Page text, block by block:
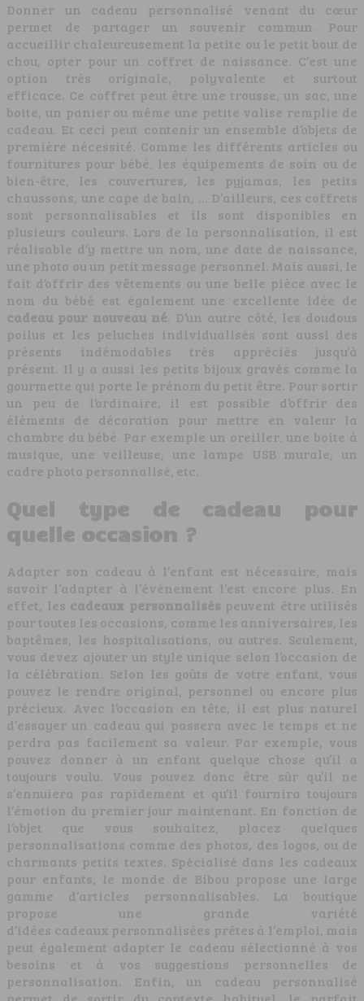
Donner un cadeau personnalisé venant du cœur
permet de partager un souvenir commun. Pour
accueillir chaleureusement la petite ou le petit bout de
chou, opter pour un coffret de naissance. C’est une
option très originale, polyvalente et surtout
efficace. Ce coffret peut être une trousse, un sac, une
boite, un panier ou même une petite valise remplie de
cadeau. Et ceci peut contenir un ensemble d’objets de
première nécessité. Comme les différents articles ou
fournitures pour bébé, les équipements de soin ou de
bien-être, les couvertures, les pyjamas, les petits
chaussons, une cape de bain, … D’ailleurs, ces coffrets
sont personnalisables et ils sont disponibles en
plusieurs couleurs. Lors de la personnalisation, il est
réalisable d’y mettre un nom, une date de naissance,
une photo ou un petit message personnel. Mais aussi, le
fait d’offrir des vêtements ou une belle pièce avec le
nom du bébé est également une excellente idée de
cadeau pour nouveau né . D’un autre côté, les doudous
poilus et les peluches individualisés sont aussi des
présents indémodables très appréciés jusqu’à
présent. Il y a aussi les petits bijoux gravés comme la
gourmette qui porte le prénom du petit être. Pour sortir
un peu de l’ordinaire, il est possible d’offrir des
éléments de décoration pour mettre en valeur la
chambre du bébé. Par exemple un oreiller, une boite à
musique, une veilleuse, une lampe USB murale, un
cadre photo personnalisé, etc.
Quel type de cadeau pour
quelle occasion ?
Adapter son cadeau à l’enfant est nécessaire, mais
savoir l’adapter à l’événement l’est encore plus. En
effet, les cadeaux personnalisés peuvent être utilisés
pour toutes les occasions, comme les anniversaires, les
baptêmes, les hospitalisations, ou autres. Seulement,
vous devez ajouter un style unique selon l’occasion de
la célébration. Selon les goûts de votre enfant, vous
pouvez le rendre original, personnel ou encore plus
précieux. Avec l’occasion en tête, il est plus naturel
d’essayer un cadeau qui passera avec le temps et ne
perdra pas facilement sa valeur. Par exemple, vous
pouvez donner à un enfant quelque chose qu’il a
toujours voulu. Vous pouvez donc être sûr qu’il ne
s’ennuiera pas rapidement et qu’il fournira toujours
l’émotion du premier jour maintenant. En fonction de
l’objet que vous souhaitez, placez quelques
personnalisations comme des photos, des logos, ou de
charmants petits textes. Spécialisé dans les cadeaux
pour enfants, le monde de Bibou propose une large
gamme d’articles personnalisables. La boutique
propose une grande variété
d’idées cadeaux personnalisées prêtes à l’emploi, mais
peut également adapter le cadeau sélectionné à vos
besoins et à vos suggestions personnelles de
personnalisation. Enfin, un cadeau personnalisé